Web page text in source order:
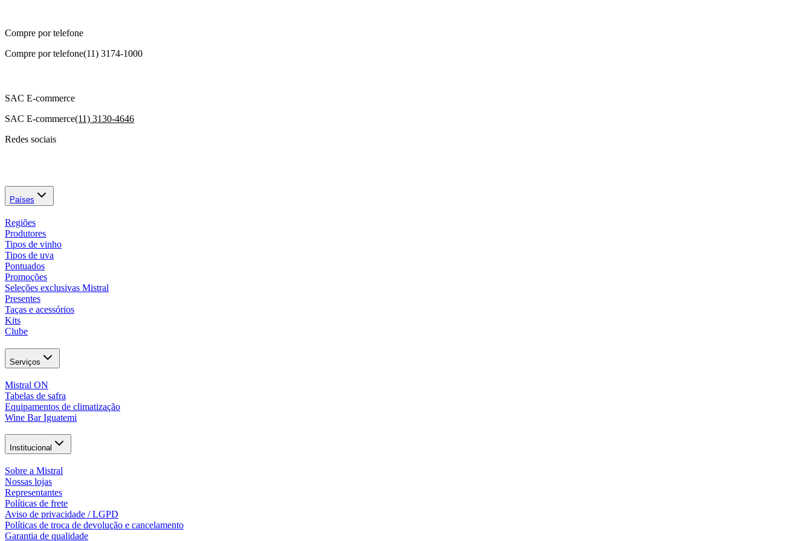
Compre por telefone
Compre por telefone(11) 3174-1000
SAC E-commerce
SAC E-commerce(11) 3130-4646
Redes sociais
Países
Regiões
Produtores
Tipos de vinho
Tipos de uva
Pontuados
Promoções
Seleções exclusivas Mistral
Presentes
Taças e acessórios
Kits
Clube
Serviços
Mistral ON
Tabelas de safra
Equipamentos de climatização
Wine Bar Iguatemi
Institucional
Sobre a Mistral
Nossas lojas
Representantes
Políticas de frete
Aviso de privacidade / LGPD
Políticas de troca de devolução e cancelamento
Garantia de qualidade